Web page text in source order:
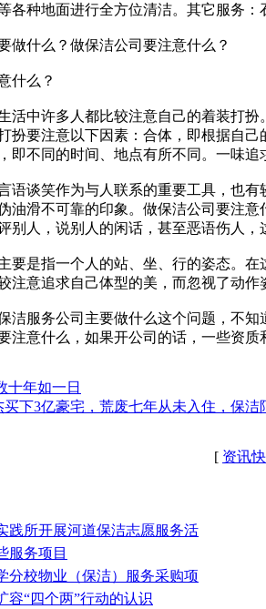
各种地面进行全方位清洁。其它服务：
什么？做保洁公司要注意什么？
么？
中许多人都比较注意自己的着装打扮
扮要注意以下因素：合体，即根据自
即不同的时间、地点有所不同。一味
谈笑作为与人联系的重要工具，也有
油滑不可靠的印象。做保洁公司要注
别人，说别人的闲话，甚至恶语伤人
是指一个人的站、坐、行的姿态。在
注意追求自己体型的美，而忽视了动
服务公司主要做什么这个问题，不知
注意什么，如果开公司的话，一些资
十年如一日
买下3亿豪宅，荒废七年从未入住，保洁
[ 资讯
践所开展河道保洁志愿服务活
服务项目
分校物业（保洁）服务采购项
容“四个两”行动的认识